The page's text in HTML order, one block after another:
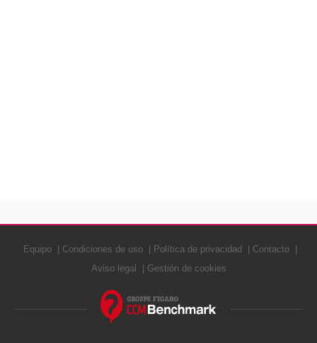
Equipo Condiciones de uso Política de privacidad
Contacto
Aviso legal
Gestión de cookies